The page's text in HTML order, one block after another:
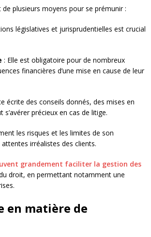
plusieurs moyens pour se prémunir :
législatives et jurisprudentielles est crucial
: Elle est obligatoire pour de nombreux
financières d’une mise en cause de leur
écrite des conseils donnés, des mises en
précieux en cas de litige.
les risques et les limites de son
irréalistes des clients.
grandement faciliter la gestion des
droit, en permettant notamment une
en matière de